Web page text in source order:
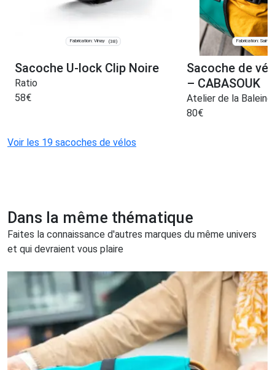
Fabrication: Vinay (38)
Sacoche U-lock Clip Noire
Ratio
58€
Fabrication: Saint-
Sacoche de
– CABASOUK
Atelier de la Baleine
80€
Voir les 19 sacoches de vélos
Dans la même thématique
Faites la connaissance d'autres marques du même univers
et qui devraient vous plaire